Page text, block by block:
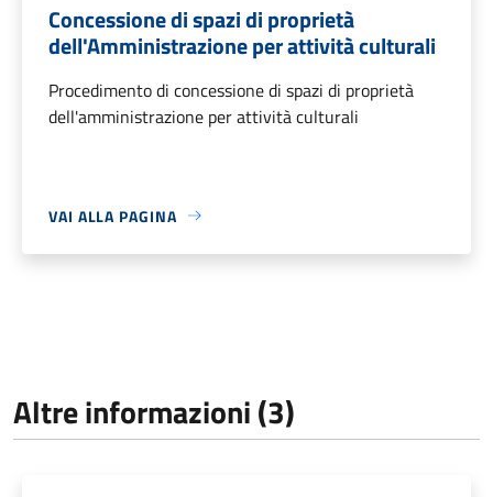
Concessione di spazi di proprietà
dell'Amministrazione per attività culturali
Procedimento di concessione di spazi di proprietà
dell'amministrazione per attività culturali
VAI ALLA PAGINA
Altre informazioni (3)